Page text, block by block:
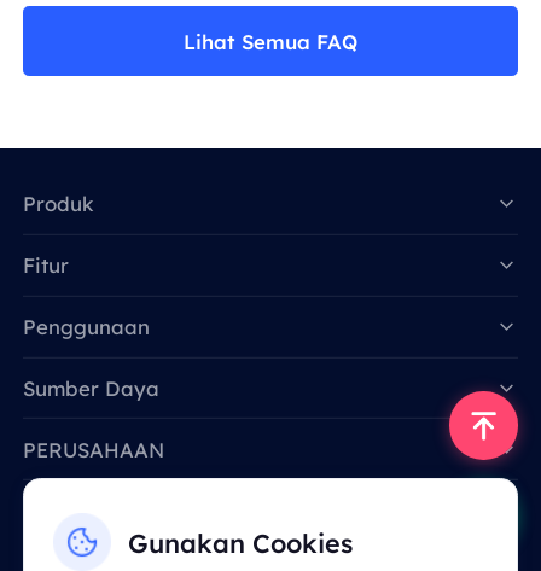
Lihat Semua FAQ
Gunakan Cookies
Produk
Fitur
Penggunaan
Sumber Daya
PERUSAHAAN
Email: support@smartproxy.org